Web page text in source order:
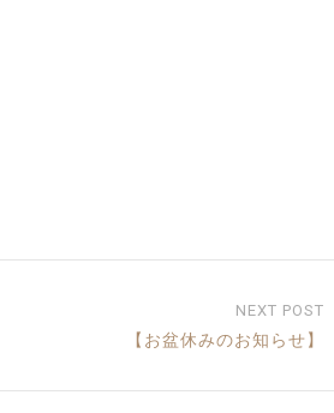
NEXT POST
【お盆休みのお知らせ】